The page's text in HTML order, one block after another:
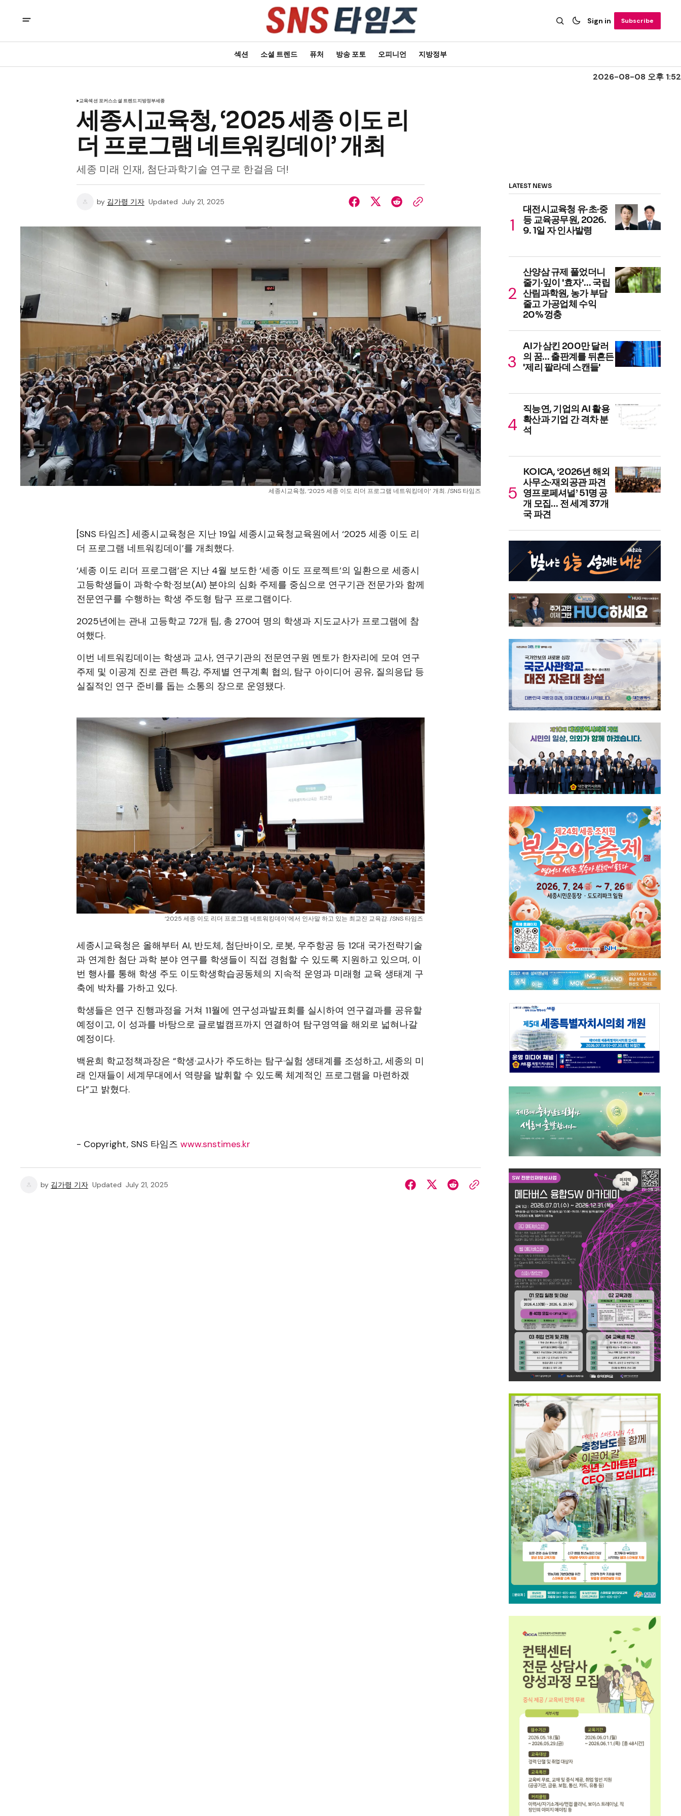
Sign in Subscribe
섹션 소셜 트렌드 퓨처 방송 포토 오피니언 지방정부
2026-08-08 오후 1:52
교육섹션 포커스소셜 트렌드지방정부세종
세종시교육청, ‘2025 세종 이도 리
더 프로그램 네트워킹데이’ 개최
세종 미래 인재, 첨단과학기술 연구로 한걸음 더!
by 김가령 기자 Updated July 21, 2025
세종시교육청, ‘2025 세종 이도 리더 프로그램 네트워킹데이’ 개최. /SNS 타임즈
[SNS 타임즈] 세종시교육청은 지난 19일 세종시교육청교육원에서 ‘2025 세종 이도 리
더 프로그램 네트워킹데이’를 개최했다.
‘세종 이도 리더 프로그램’은 지난 4월 보도한 ‘세종 이도 프로젝트’의 일환으로 세종시
고등학생들이 과학·수학·정보(AI) 분야의 심화 주제를 중심으로 연구기관 전문가와 함께
전문연구를 수행하는 학생 주도형 탐구 프로그램이다.
2025년에는 관내 고등학교 72개 팀, 총 270여 명의 학생과 지도교사가 프로그램에 참
여했다.
이번 네트워킹데이는 학생과 교사, 연구기관의 전문연구원 멘토가 한자리에 모여 연구
주제 및 이공계 진로 관련 특강, 주제별 연구계획 협의, 탐구 아이디어 공유, 질의응답 등
실질적인 연구 준비를 돕는 소통의 장으로 운영됐다.
‘2025 세종 이도 리더 프로그램 네트워킹데이’에서 인사말 하고 있는 최교진 교육감. /SNS 타임즈
세종시교육청은 올해부터 AI, 반도체, 첨단바이오, 로봇, 우주항공 등 12대 국가전략기술
과 연계한 첨단 과학 분야 연구를 학생들이 직접 경험할 수 있도록 지원하고 있으며, 이
번 행사를 통해 학생 주도 이도학생학습공동체의 지속적 운영과 미래형 교육 생태계 구
축에 박차를 가하고 있다.
학생들은 연구 진행과정을 거쳐 11월에 연구성과발표회를 실시하여 연구결과를 공유할
예정이고, 이 성과를 바탕으로 글로벌캠프까지 연결하여 탐구영역을 해외로 넓혀나갈
예정이다.
백윤희 학교정책과장은 “학생·교사가 주도하는 탐구·실험 생태계를 조성하고, 세종의 미
래 인재들이 세계무대에서 역량을 발휘할 수 있도록 체계적인 프로그램을 마련하겠
다”고 밝혔다.
- Copyright, SNS 타임즈 www.snstimes.kr
by 김가령 기자 Updated July 21, 2025
LATEST NEWS
대전시교육청 유·초·중
등 교육공무원, 2026.
9. 1일 자 인사발령
산양삼 규제 풀었더니
줄기·잎이 '효자'… 국립
산림과학원, 농가 부담
줄고 가공업체 수익
20% 껑충
AI가 삼킨 200만 달러
의 꿈… 출판계를 뒤흔든
'제리 팔라데 스캔들'
직능연, 기업의 AI 활용
확산과 기업 간 격차 분
석
KOICA, ‘2026년 해외
사무소·재외공관 파견
영프로페셔널’ 51명 공
개 모집… 전 세계 37개
국 파견